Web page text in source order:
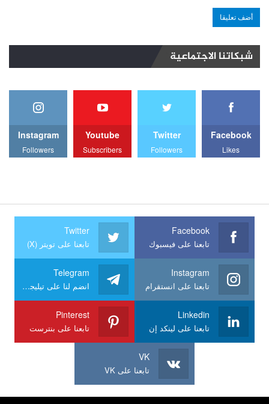
شبكاتنا الاجتماعية
Facebook
Likes
Twitter
Followers
Youtube
Subscribers
Instagram
Followers
Facebook
تابعنا على فيسبوك
Twitter
تابعنا على تويتر (X)
Instagram
تابعنا على انستقرام
Telegram
انضم لنا على تيليجرام
Linkedin
تابعنا على لينكد إن
Pinterest
تابعنا على بنترست
VK
تابعنا على VK